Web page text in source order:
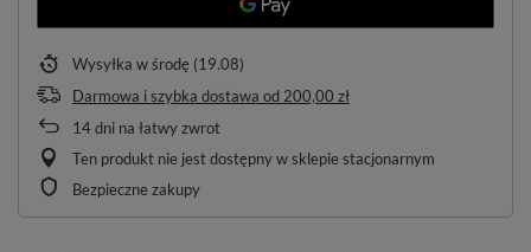
Wysyłka w środę (19.08)
Darmowa i szybka dostawa od 200,00 zł
14dni na łatwy zwrot
Ten produkt nie jest dostępny w sklepie stacjonarnym
Bezpieczne zakupy